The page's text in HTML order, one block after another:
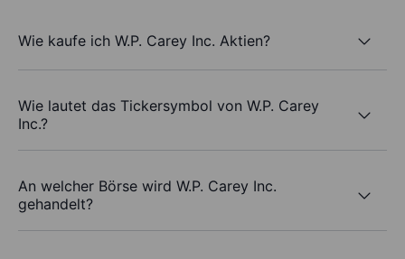
Wie kaufe ich W.P. Carey Inc. Aktien?
Wie lautet das Tickersymbol von W.P. Carey
Inc.?
An welcher Börse wird W.P. Carey Inc.
gehandelt?